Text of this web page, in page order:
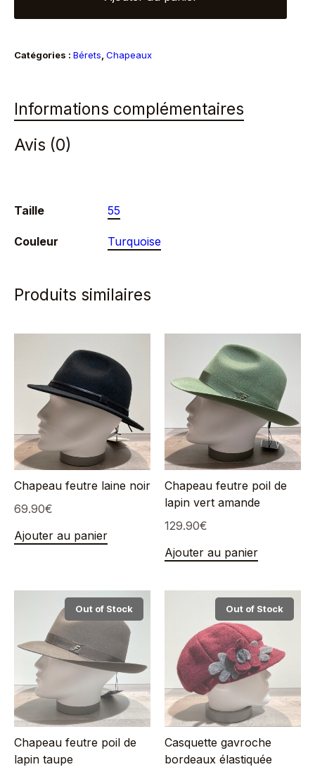
Béret
Catégories : Bérets Chapeaux
Informations complémentaires
Avis (0)
Taille 55
Couleur Turquoise
Produits similaires
Chapeau feutre laine noir
69.90€
Ajouter au panier
Chapeau feutre poil de
lapin vert amande
129.90€
Ajouter au panier
Out of Stock
Chapeau feutre poil de
lapin taupe
Out of Stock
Casquette gavroche
bordeaux élastiquée